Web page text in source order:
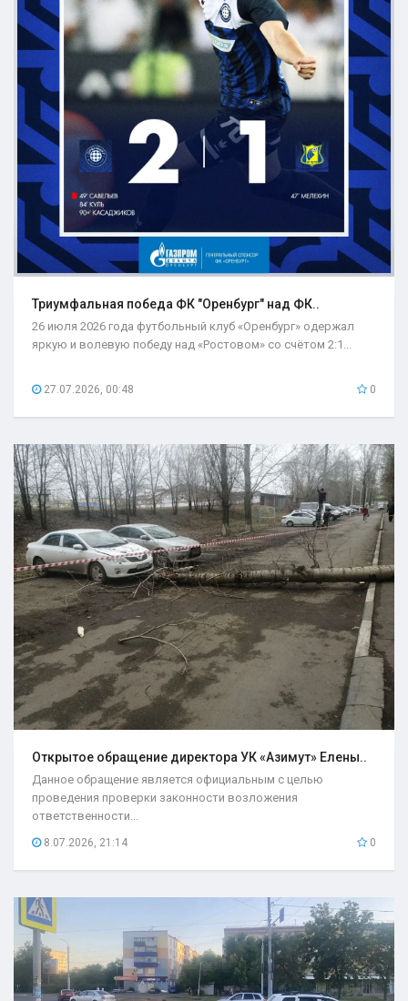
Триумфальная победа ФК "Оренбург" над ФК..
26 июля 2026 года футбольный клуб «Оренбург» одержал
яркую и волевую победу над «Ростовом» со счётом 2:1...
27.07.2026, 00:48 0
Открытое обращение директора УК «Азимут» Елены..
Данное обращение является официальным с целью
проведения проверки законности возложения
ответственности...
8.07.2026, 21:14 0